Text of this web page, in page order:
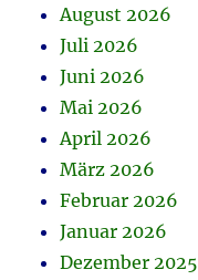
August 2026
Juli 2026
Juni 2026
Mai 2026
April 2026
März 2026
Februar 2026
Januar 2026
Dezember 2025